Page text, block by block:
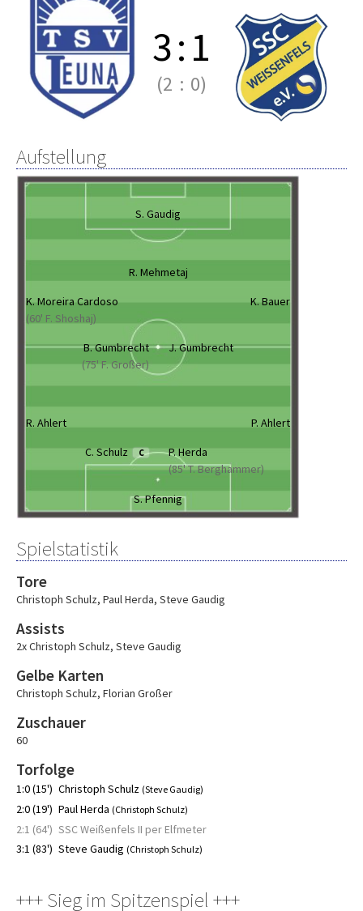
3:1
(2 : 0)
Aufstellung
S. Gaudig
R. Mehmetaj
K. Moreira Cardoso
(60' F. Shoshaj)
K. Bauer
B. Gumbrecht
(75' F. Großer)
J. Gumbrecht
R. Ahlert
P. Ahlert
C. Schulz
C
P. Herda
(85' T. Berghammer)
S. Pfennig
Spielstatistik
Tore
Christoph Schulz, Paul Herda, Steve Gaudig
Assists
2x Christoph Schulz, Steve Gaudig
Gelbe Karten
Christoph Schulz, Florian Großer
Zuschauer
60
Torfolge
1:0 (15') Christoph Schulz (Steve Gaudig)
2:0 (19') Paul Herda (Christoph Schulz)
2:1 (64') SSC Weißenfels II per Elfmeter
3:1 (83') Steve Gaudig (Christoph Schulz)
+++ Sieg im Spitzenspiel +++